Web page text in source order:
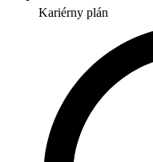
Kariérny plán